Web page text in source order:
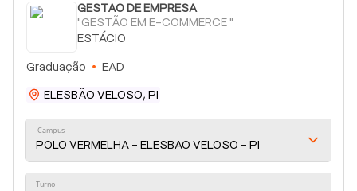
GESTÃO DE EMPRESA
"GESTÃO EM E-COMMERCE "
ESTÁCIO
Graduação EAD
ELESBÃO VELOSO, PI
Campus
POLO VERMELHA - ELESBAO VELOSO - PI
Turno